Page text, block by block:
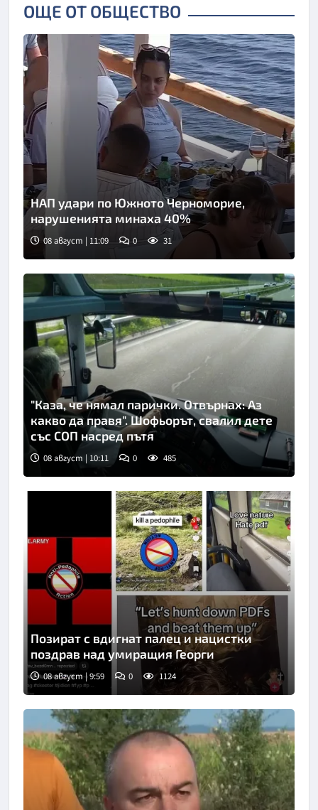
ОЩЕ ОТ ОБЩЕСТВО
Снимка: Нова телевизия
НАП удари по Южното Черноморие,
нарушенията минаха 40%
08 август | 11:09 0 31
"Каза, че нямал парички. Отвърнах: Аз
какво да правя". Шофьорът, свалил дете
със СОП насред пътя
08 август | 10:11 0 485
Позират с вдигнат палец и нацистки
поздрав над умиращия Георги
08 август | 9:59 0 1124